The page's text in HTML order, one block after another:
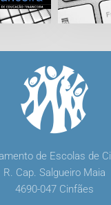
de Escolas de
R. Cap. Salgueiro Maia
4690-047 Cinfães